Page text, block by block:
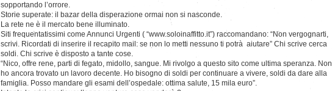
sopportando l’orrore.
Storie superate: il bazar della disperazione ormai non si nasconde.
La rete ne è il mercato bene illuminato.
Siti frequentatissimi come Annunci Urgenti ( “www.soloinaffitto.it”) raccomandano: “Non vergognarti,
scrivi. Ricordati di inserire il recapito mail: se non lo metti nessuno ti potrà aiutare” Chi scrive cerca
soldi. Chi scrive è disposto a tante cose.
“Nico, offre rene, parti di fegato, midollo, sangue. Mi rivolgo a questo sito come ultima speranza. Non
ho ancora trovato un lavoro decente. Ho bisogno di soldi per continuare a vivere, soldi da dare alla
famiglia. Posso mandare gli esami dell’ospedale: ottima salute, 15 mila euro”.